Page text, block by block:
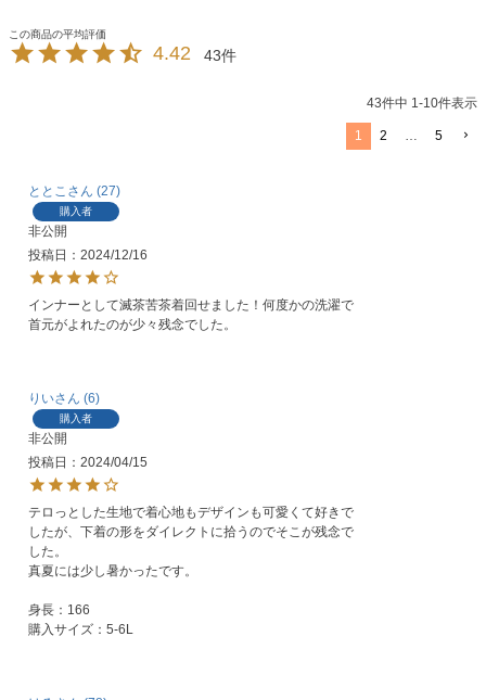
4.42 43
43件中 1-10件表示
1 2 … 5
ととこ 27
購入者
非公開
投稿日
2024/12/16
インナーとして滅茶苦茶着回せました！何度かの洗濯で
首元がよれたのが少々残念でした。
りい 6
購入者
非公開
投稿日
2024/04/15
テロっとした生地で着心地もデザインも可愛くて好きで
したが、下着の形をダイレクトに拾うのでそこが残念で
した。
真夏には少し暑かったです。
身長：166
購入サイズ：5-6L